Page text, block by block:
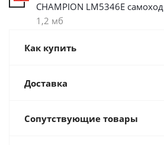
CHAMPION LM5346E самоход
1,2 мб
Как купить
Доставка
Сопутствующие товары